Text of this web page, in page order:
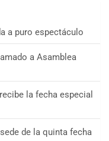
a puro espectáculo
a Asamblea
la fecha especial
de la quinta fecha